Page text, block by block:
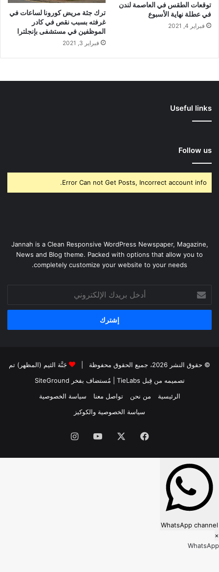
توقعات الطقس في العاصمة لندن
في عطلة نهاية الأسبوع
فبراير 4, 2021
ترك جثة مريض كورونا لساعات في
غرفته بسبب نقص في كادر
الموظفين في مستشفى بإنجلترا
فبراير 3, 2021
Useful links
Follow us
Error Can not Get Posts, Incorrect account info.
Jannah is a Clean Responsive WordPress Newspaper, Magazine,
News and Blog theme. Packed with options that allow you to
completely customize your website to your needs.
بريدك
الإلكتروني
© حقوق النشر 2026، جميع الحقوق محفوظة |
جَنَّة الثيم (المظهر) تم
تصميمه من قِبل TieLabs
| مُستضاف بفخر SiteGround
الرئيسية
من نحن تواصل معنا
سياسة الخصوصية
سياسة الخصوصية والكوكيز
فيسبوك ‫YouTubeانستقرام
WhatsApp channel
×
WhatsApp